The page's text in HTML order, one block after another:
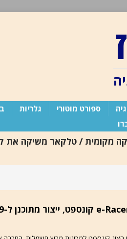
ספורט מוטורי גלריות
מקומית / טלקאר משיקה את